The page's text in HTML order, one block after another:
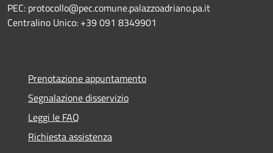
PEC: protocollo@pec.comune.palazzoadriano.pa.it
Centralino Unico: +39 091 8349901
Prenotazione appuntamento
Segnalazione disservizio
Leggi le FAQ
Richiesta assistenza